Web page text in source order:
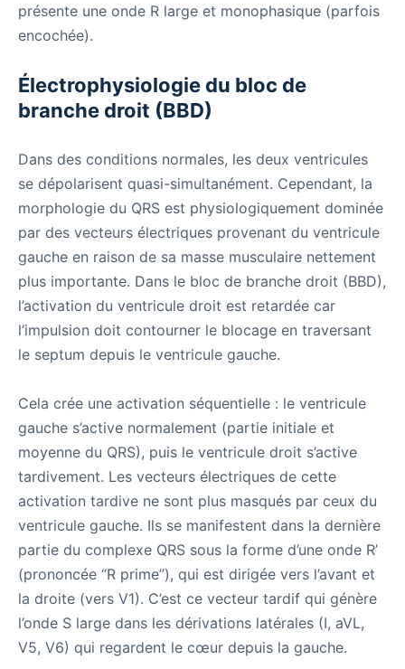
présente une onde R large et monophasique (parfois
encochée).
Électrophysiologie du bloc de
branche droit (BBD)
Dans des conditions normales, les deux ventricules
se dépolarisent quasi-simultanément. Cependant, la
morphologie du QRS est physiologiquement dominée
par des vecteurs électriques provenant du ventricule
gauche en raison de sa masse musculaire nettement
plus importante. Dans le bloc de branche droit (BBD),
l’activation du ventricule droit est retardée car
l’impulsion doit contourner le blocage en traversant
le septum depuis le ventricule gauche.
Cela crée une activation séquentielle : le ventricule
gauche s’active normalement (partie initiale et
moyenne du QRS), puis le ventricule droit s’active
tardivement. Les vecteurs électriques de cette
activation tardive ne sont plus masqués par ceux du
ventricule gauche. Ils se manifestent dans la dernière
partie du complexe QRS sous la forme d’une onde R’
(prononcée “R prime”), qui est dirigée vers l’avant et
la droite (vers V1). C’est ce vecteur tardif qui génère
l’onde S large dans les dérivations latérales (I, aVL,
V5, V6) qui regardent le cœur depuis la gauche.